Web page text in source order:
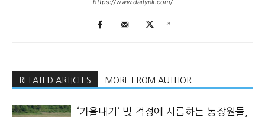
https://www.dailynk.com/
RELATED ARTICLES MORE FROM AUTHOR
‘가을내기’ 빚 걱정에 시름하는 농장원들,